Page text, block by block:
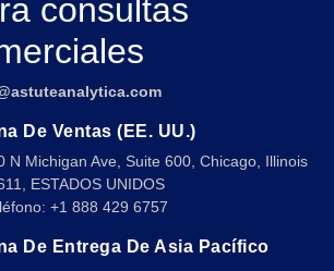
consultas
De Ventas (EE. UU.)
N Michigan Ave, Suite 600, Chicago, Illinois
ESTADOS UNIDOS
+1 888 429 6757
De Entrega De Asia Pacífico